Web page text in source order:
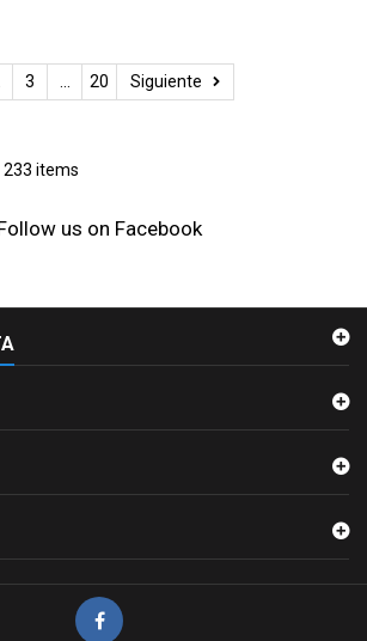
3 20 Siguiente
233 items
us on Facebook